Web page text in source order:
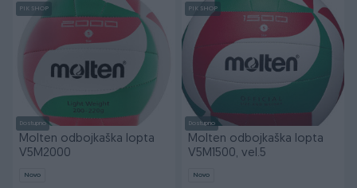
PIK SHOP
Dostupno
Molten odbojkaška lopta
V5M2000
Novo
PIK SHOP
Dostupno
Molten odbojkaška lopta
V5M1500, vel.5
Novo